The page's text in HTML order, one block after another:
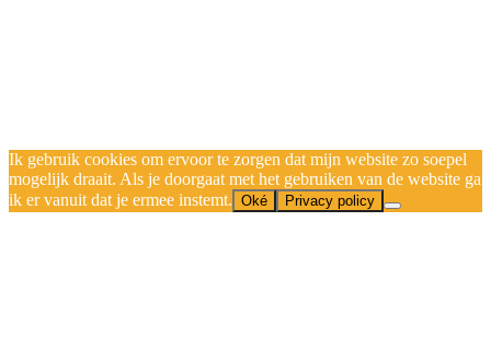
Ik gebruik cookies om ervoor te zorgen dat mijn website zo soepel
mogelijk draait. Als je doorgaat met het gebruiken van de website ga
ik er vanuit dat je ermee instemt. Oké Privacy policy